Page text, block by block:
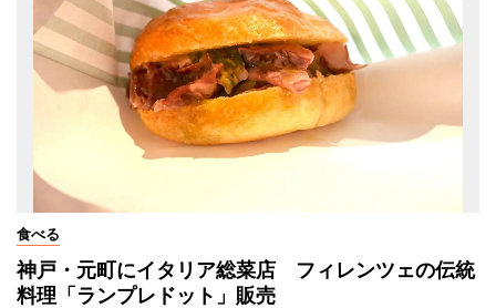
食べる
神戸・元町にイタリア総菜店 フィレンツェの伝統
料理「ランプレドット」販売